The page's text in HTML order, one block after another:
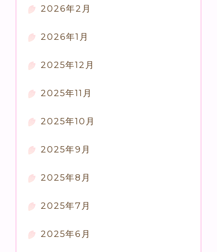
2026年2月
2026年1月
2025年12月
2025年11月
2025年10月
2025年9月
2025年8月
2025年7月
2025年6月